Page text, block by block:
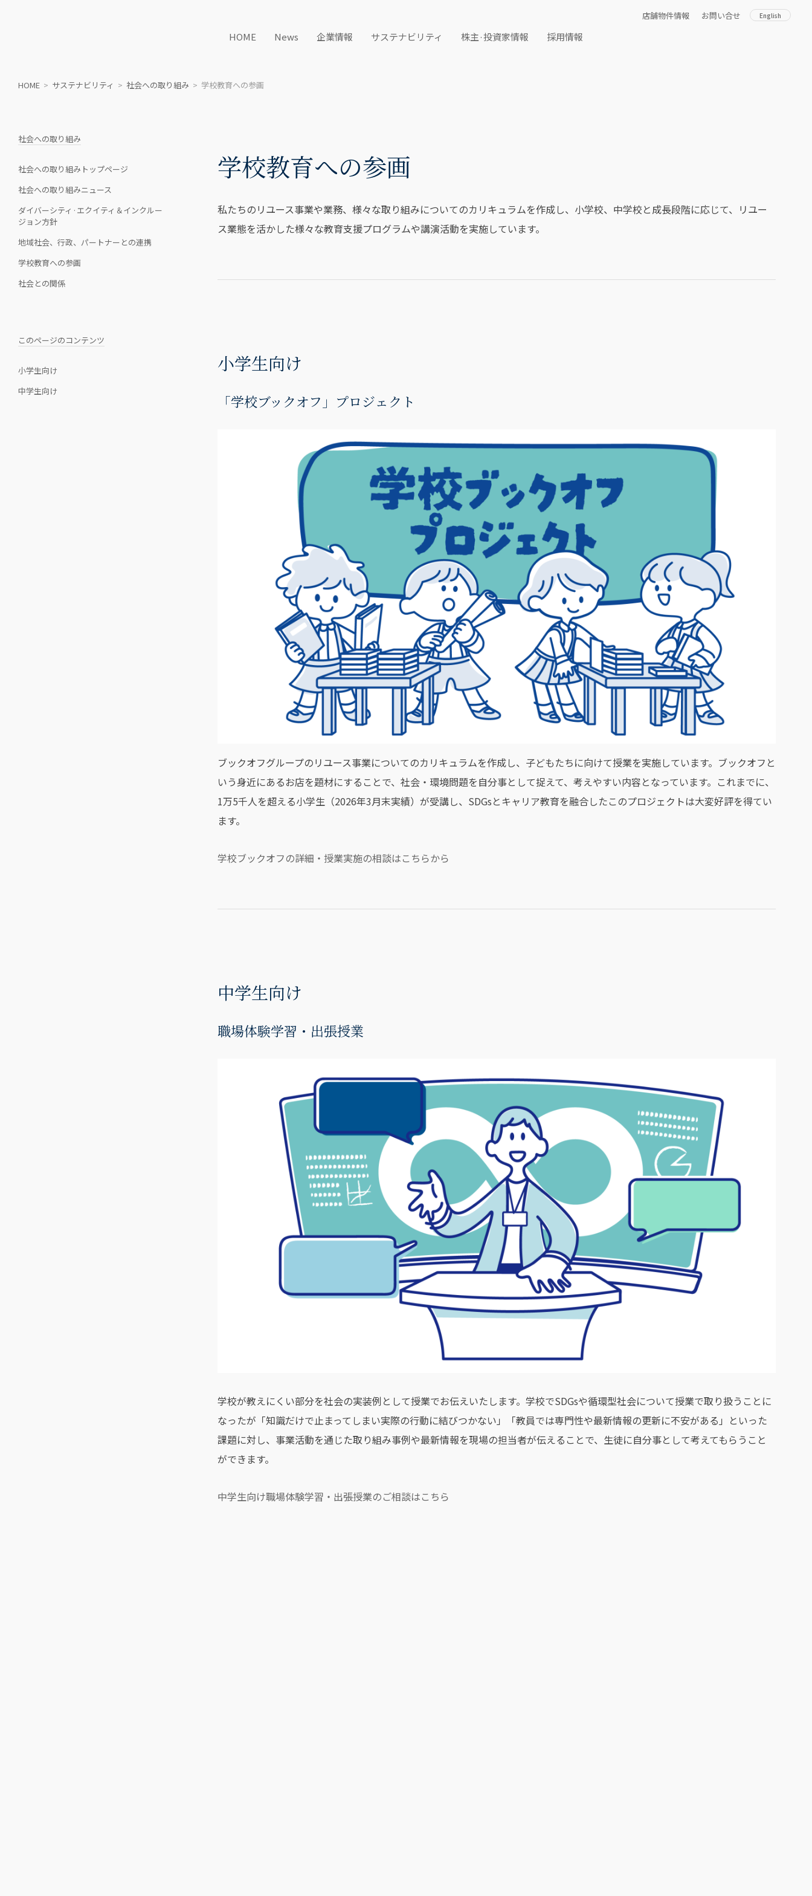
HOME News 企業情報 サステナビリティ 株主·投資家情報 採用情報
店舗物件情報 お問い合せ English
HOME > サステナビリティ > 社会への取り組み > 学校教育への参画
社会への取り組み
社会への取り組みトップページ
社会への取り組みニュース
ダイバーシティ·エクイティ＆インクルー
ジョン方針
地域社会、行政、パートナーとの連携
学校教育への参画
社会との関係
このページのコンテンツ
小学生向け
中学生向け
学校教育への参画
私たちのリユース事業や業務、様々な取り組みについてのカリキュラムを作成し、小学校、中学校と成長段階に応じて、リユー
ス業態を活かした様々な教育支援プログラムや講演活動を実施しています。
小学生向け
「学校ブックオフ」プロジェクト
ブックオフグループのリユース事業についてのカリキュラムを作成し、子どもたちに向けて授業を実施しています。ブックオフと
いう身近にあるお店を題材にすることで、社会・環境問題を自分事として捉えて、考えやすい内容となっています。これまでに、
1万5千人を超える小学生（2026年3月末実績）が受講し、SDGsとキャリア教育を融合したこのプロジェクトは大変好評を得てい
ます。
学校ブックオフの詳細・授業実施の相談はこちらから
中学生向け
職場体験学習・出張授業
学校が教えにくい部分を社会の実装例として授業でお伝えいたします。学校でSDGsや循環型社会について授業で取り扱うことに
なったが「知識だけで止まってしまい実際の行動に結びつかない」「教員では専門性や最新情報の更新に不安がある」といった
課題に対し、事業活動を通じた取り組み事例や最新情報を現場の担当者が伝えることで、生徒に自分事として考えてもらうこと
ができます。
中学生向け職場体験学習・出張授業のご相談はこちら